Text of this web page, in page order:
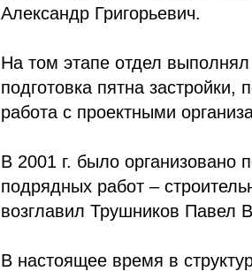
Александр Григорьевич.
На том этапе отдел
подготовка пятна застройки,
работа с проектными
В 2001 г. было организовано
подрядных работ –
возглавил Трушников Павел
В настоящее время в